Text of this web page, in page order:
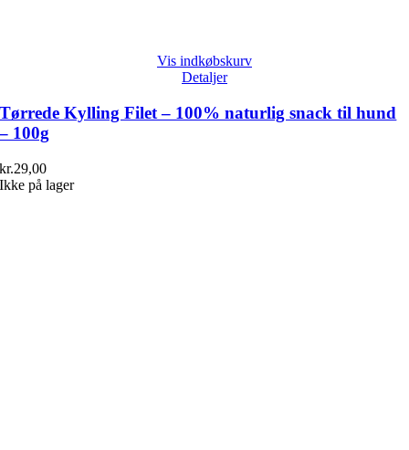
Vis indkøbskurv
Detaljer
Tørrede Kylling Filet – 100% naturlig snack til hund
– 100g
kr.29,00
Ikke på lager